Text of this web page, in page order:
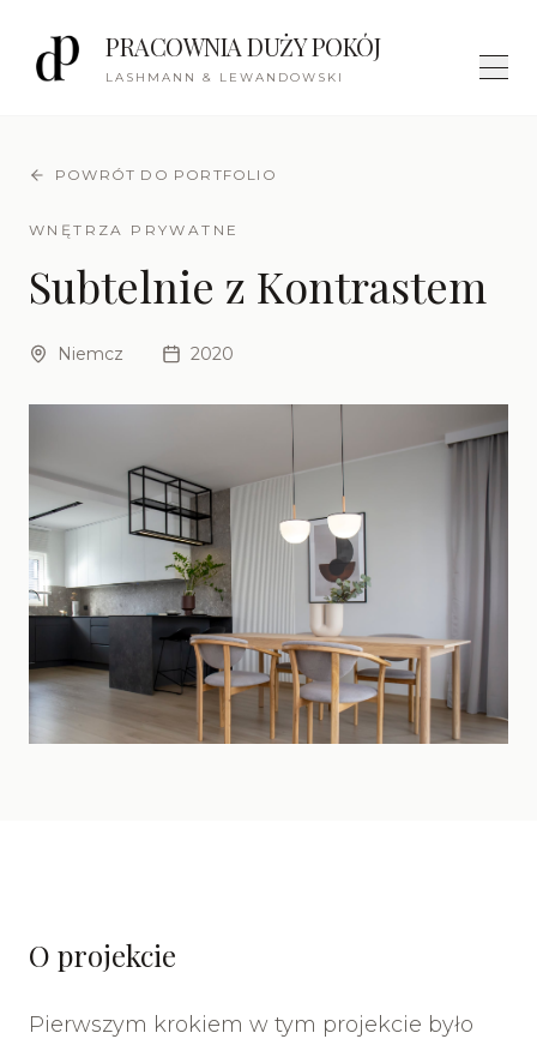
PRACOWNIA DUŻY POKÓJ
LASHMANN & LEWANDOWSKI
POWRÓT DO PORTFOLIO
WNĘTRZA PRYWATNE
Subtelnie z Kontrastem
Niemcz 2020
O projekcie
Pierwszym krokiem w tym projekcie było